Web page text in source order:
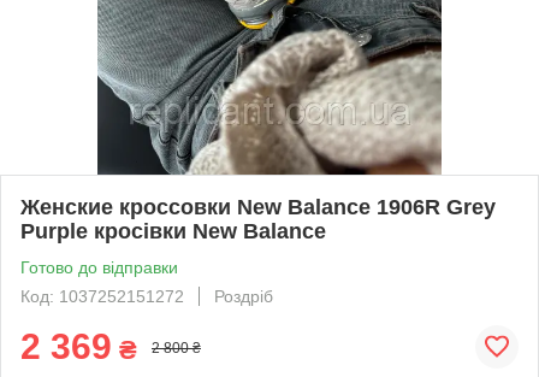
Женские кроссовки New Balance 1906R Grey
Purple кросівки New Balance
Готово до відправки
Код: 1037252151272
Роздріб
2 369 ₴ 2 800 ₴